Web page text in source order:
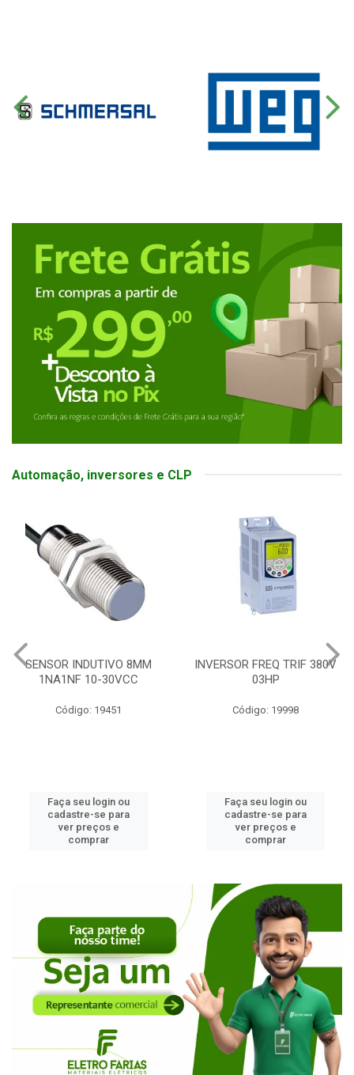
Automação, inversores e CLP
SENSOR INDUTIVO 8MM
1NA1NF 10-30VCC
Código: 19451
Faça seu login ou
cadastre-se para
ver preços e
comprar
INVERSOR FREQ TRIF 380V
03HP
Código: 19998
Faça seu login ou
cadastre-se para
ver preços e
comprar